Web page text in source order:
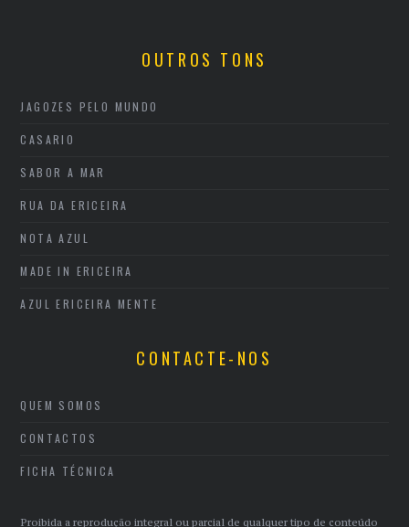
OUTROS TONS
JAGOZES PELO MUNDO
CASARIO
SABOR A MAR
RUA DA ERICEIRA
NOTA AZUL
MADE IN ERICEIRA
AZUL ERICEIRA MENTE
CONTACTE-NOS
QUEM SOMOS
CONTACTOS
FICHA TÉCNICA
Proibida a reprodução integral ou parcial de qualquer tipo de conteúdo